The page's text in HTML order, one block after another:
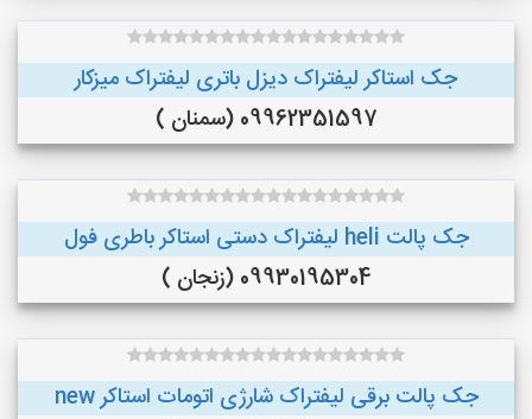
جک استاکر لیفتراک دیزل باتری لیفتراک میزکار
09962351597 (سمنان )
جک پالت heli لیفتراک دستی استاکر باطری فول
09930195304 (زنجان )
جک پالت برقی لیفتراک شارژی اتومات استاکر new